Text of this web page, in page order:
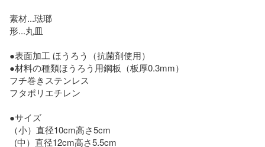
素材...琺瑯
形...丸皿
●表面加工 ほうろう（抗菌剤使用）
●材料の種類ほうろう用鋼板（板厚0.3mm）
フチ巻きステンレス
フタポリエチレン
●サイズ
（小）直径10cm高さ5cm